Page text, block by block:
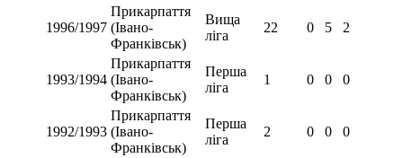
1996/1997
Прикарпаття
(Івано-
Франківськ)
Вища
ліга
22 0 5 2
1993/1994
Прикарпаття
(Івано-
Франківськ)
Перша
ліга
1 0 0 0
1992/1993
Прикарпаття
(Івано-
Франківськ)
Перша
ліга
2 0 0 0